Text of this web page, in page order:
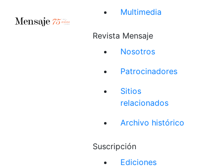
Multimedia
Revista Mensaje
Nosotros
Patrocinadores
Sitios
relacionados
Archivo histórico
Suscripción
Ediciones